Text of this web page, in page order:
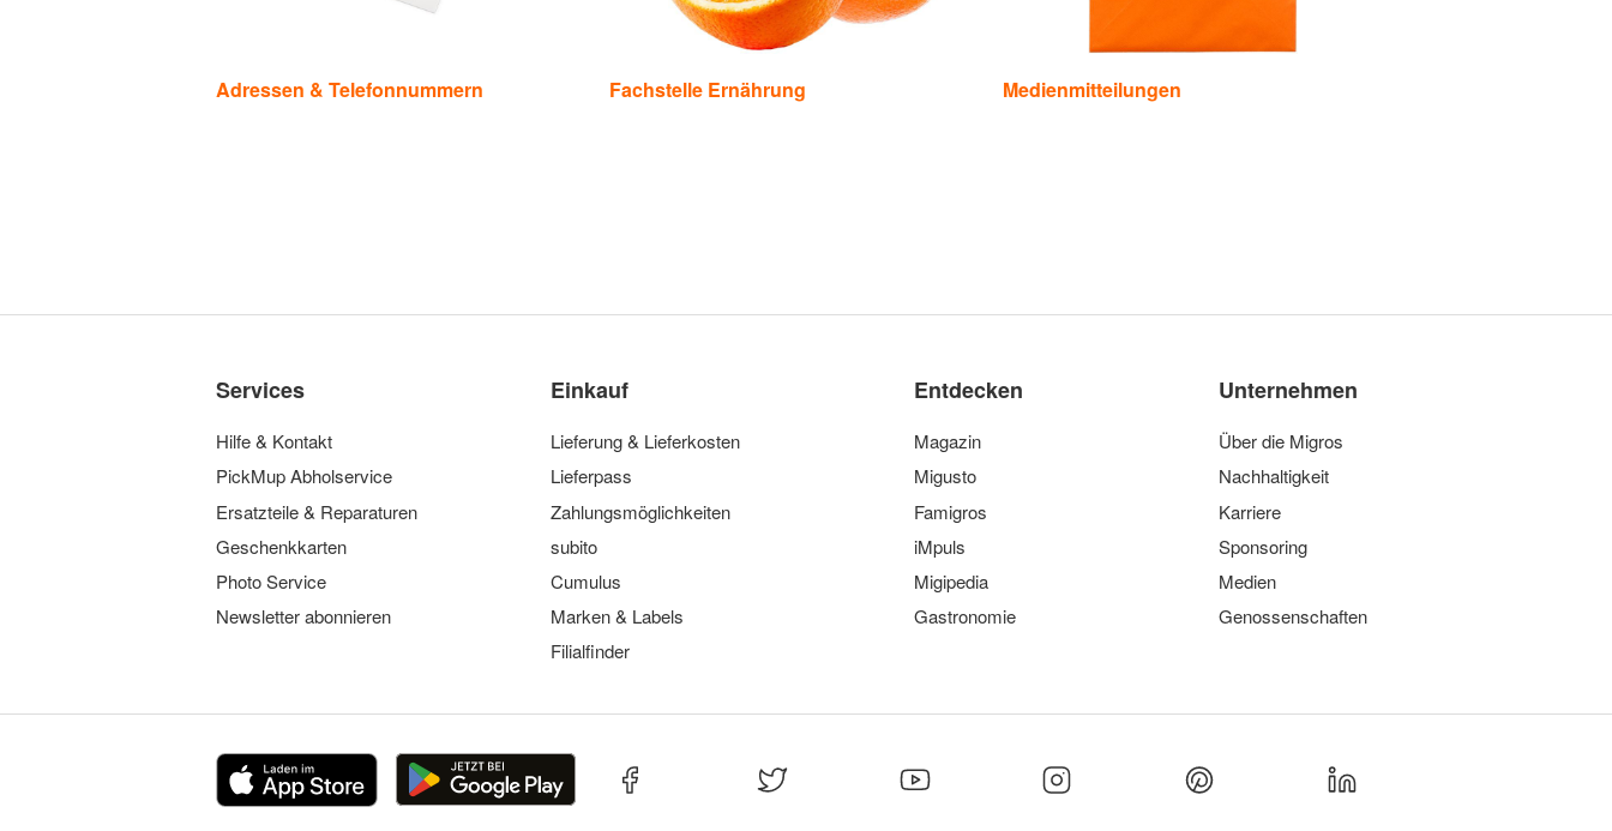
Adressen & Telefonnummern Fachstelle Ernährung Medienmitteilungen
Services
Hilfe & Kontakt
PickMup Abholservice
Ersatzteile & Reparaturen
Geschenkkarten
Photo Service
Newsletter abonnieren
Einkauf
Lieferung & Lieferkosten
Lieferpass
Zahlungsmöglichkeiten
subito
Cumulus
Marken & Labels
Filialfinder
Entdecken
Magazin
Migusto
Famigros
iMpuls
Migipedia
Gastronomie
Unternehmen
Über die Migros
Nachhaltigkeit
Karriere
Sponsoring
Medien
Genossenschaften